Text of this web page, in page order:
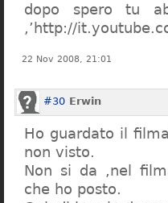
dopo spero tu
,’http://
22 Nov 2008, 21:01
#30 Erwin
Ho guardato il
non visto.
Non si da ,nel
che ho posto.